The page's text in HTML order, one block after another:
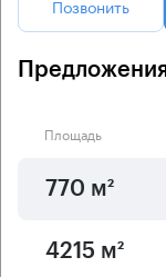
Позвонить
Площадь
770 м²
4215 м²